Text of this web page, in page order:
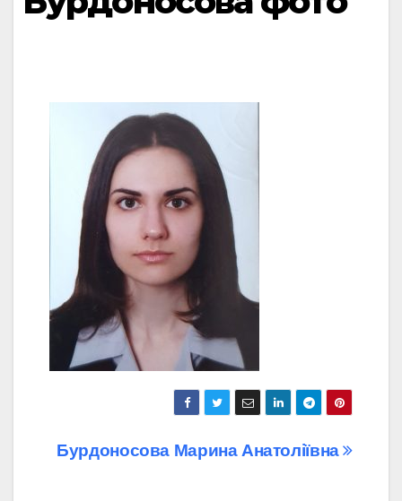
Навігація
Бурдоносова Марина Анатоліївна